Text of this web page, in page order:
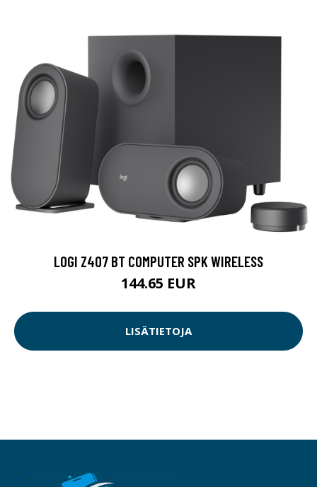
LOGI Z407 BT COMPUTER SPK WIRELESS
144.65 EUR
LISÄTIETOJA